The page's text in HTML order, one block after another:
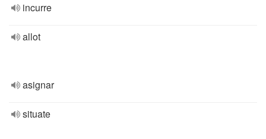
incurre
allot
asignar
situate